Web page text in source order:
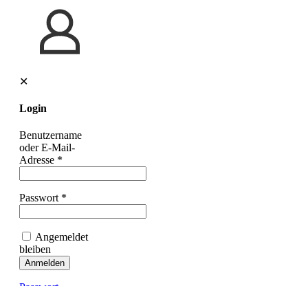
✕
Login
Benutzername
oder E-Mail-
Adresse *
Passwort *
Angemeldet
bleiben
Anmelden